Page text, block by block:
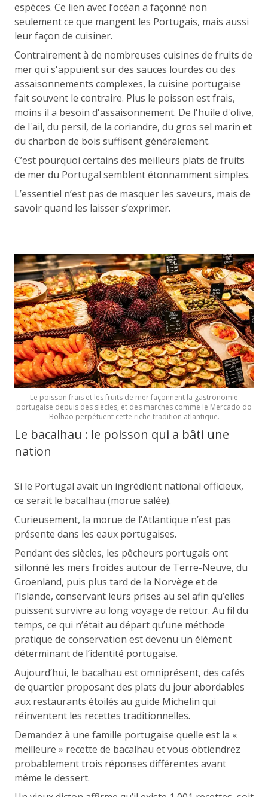
espèces. Ce lien avec l’océan a façonné non
seulement ce que mangent les Portugais, mais aussi
leur façon de cuisiner.
Contrairement à de nombreuses cuisines de fruits de
mer qui s'appuient sur des sauces lourdes ou des
assaisonnements complexes, la cuisine portugaise
fait souvent le contraire. Plus le poisson est frais,
moins il a besoin d'assaisonnement. De l'huile d'olive,
de l'ail, du persil, de la coriandre, du gros sel marin et
du charbon de bois suffisent généralement.
C’est pourquoi certains des meilleurs plats de fruits
de mer du Portugal semblent étonnamment simples.
L’essentiel n’est pas de masquer les saveurs, mais de
savoir quand les laisser s’exprimer.
Le poisson frais et les fruits de mer façonnent la gastronomie
portugaise depuis des siècles, et des marchés comme le Mercado do
Bolhão perpétuent cette riche tradition atlantique.
Le bacalhau : le poisson qui a bâti une
nation
Si le Portugal avait un ingrédient national officieux,
ce serait le bacalhau (morue salée).
Curieusement, la morue de l’Atlantique n’est pas
présente dans les eaux portugaises.
Pendant des siècles, les pêcheurs portugais ont
sillonné les mers froides autour de Terre-Neuve, du
Groenland, puis plus tard de la Norvège et de
l’Islande, conservant leurs prises au sel afin qu’elles
puissent survivre au long voyage de retour. Au fil du
temps, ce qui n’était au départ qu’une méthode
pratique de conservation est devenu un élément
déterminant de l’identité portugaise.
Aujourd’hui, le bacalhau est omniprésent, des cafés
de quartier proposant des plats du jour abordables
aux restaurants étoilés au guide Michelin qui
réinventent les recettes traditionnelles.
Demandez à une famille portugaise quelle est la «
meilleure » recette de bacalhau et vous obtiendrez
probablement trois réponses différentes avant
même le dessert.